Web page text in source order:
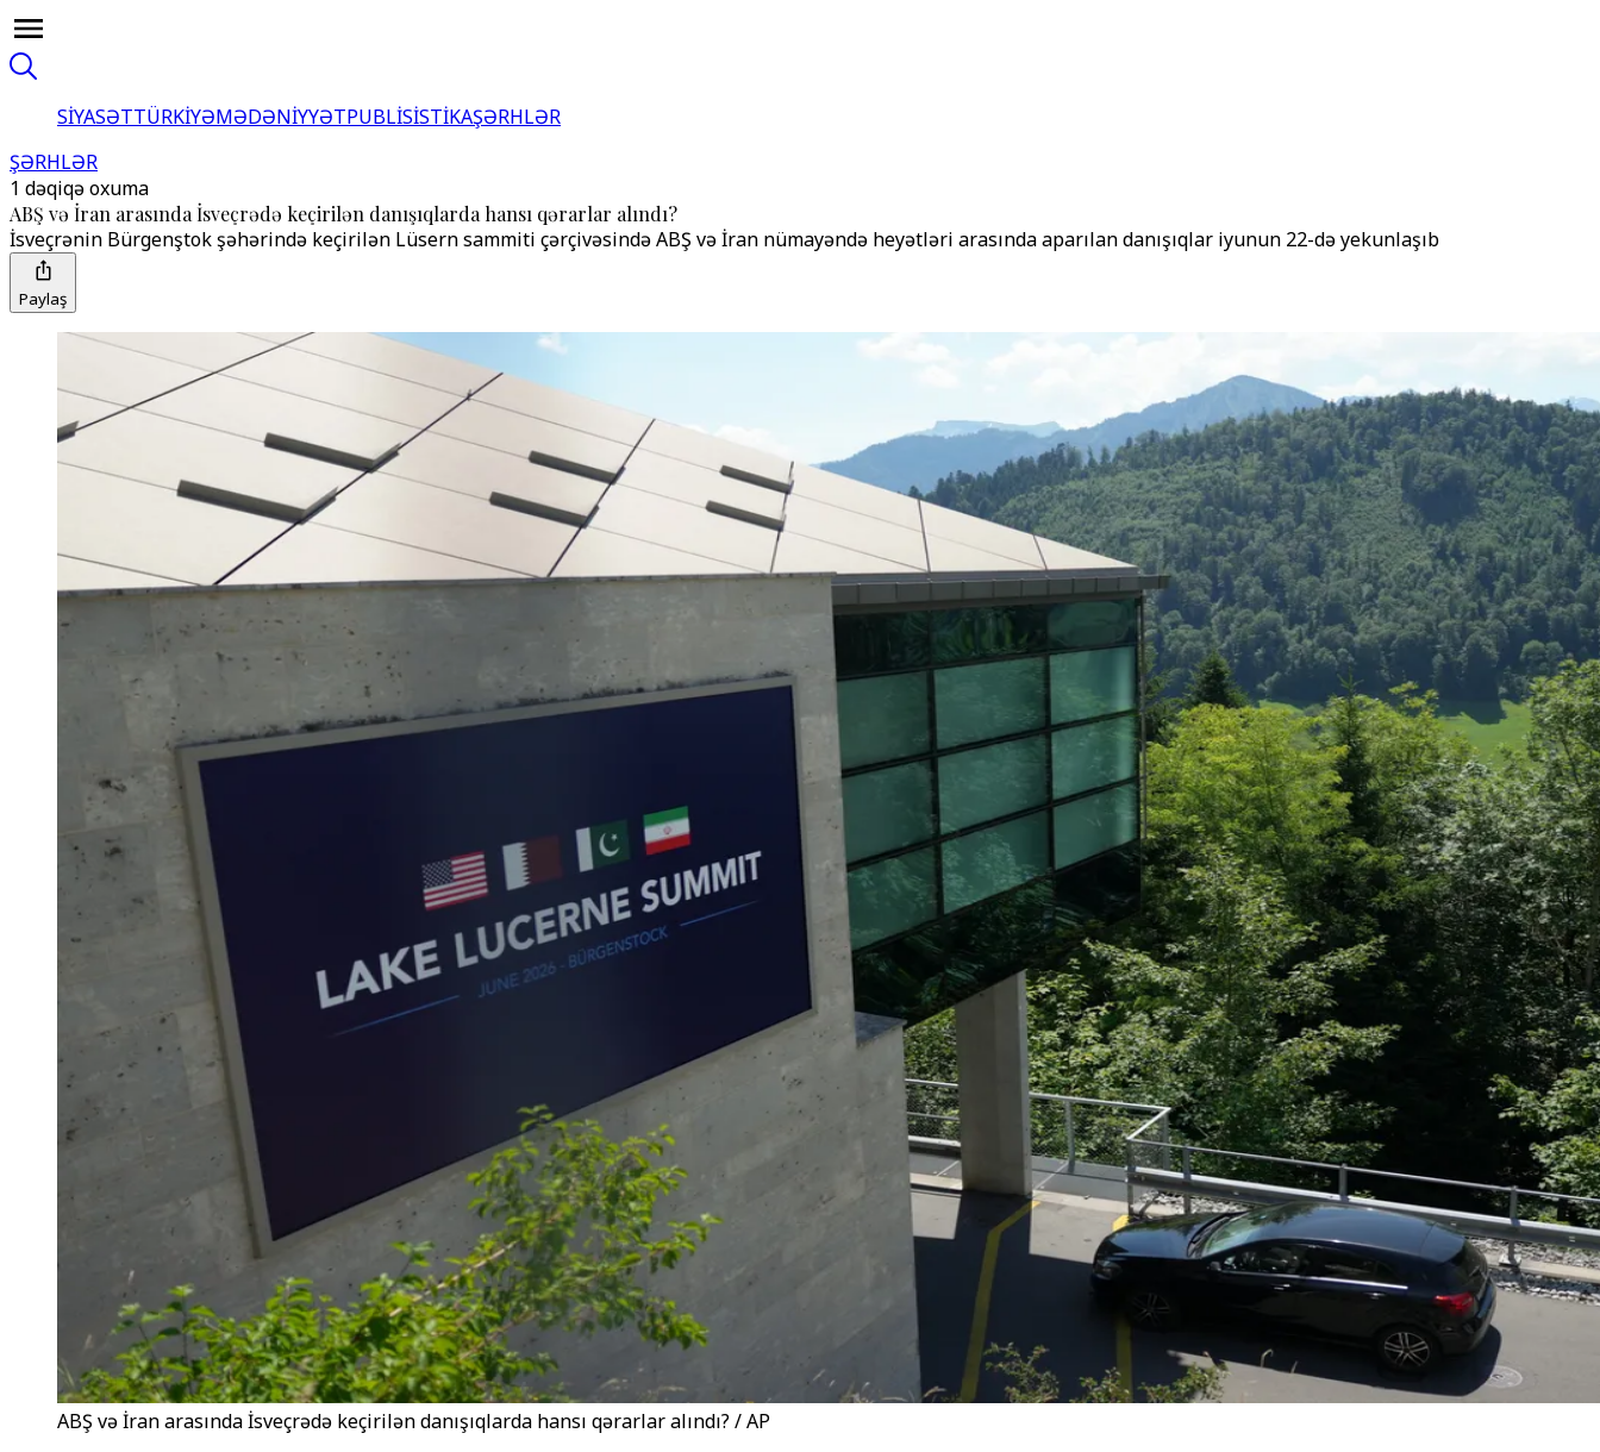
SİYASƏTTÜRKİYƏMƏDƏNİYYƏTPUBLİSİSTİKAŞƏRHLƏR
ŞƏRHLƏR
1 dəqiqə oxuma
ABŞ və İran arasında İsveçrədə keçirilən danışıqlarda hansı qərarlar alındı?
İsveçrənin Bürgenştok şəhərində keçirilən Lüsern sammiti çərçivəsində ABŞ və İran nümayəndə heyətləri arasında aparılan danışıqlar iyunun 22-də yekunlaşıb
Paylaş
ABŞ və İran arasında İsveçrədə keçirilən danışıqlarda hansı qərarlar alındı? / AP